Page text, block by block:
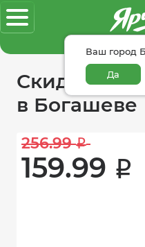
Ваш город
Да
100%
Скидки в
в Богашеве
256.99 i
159.99 i